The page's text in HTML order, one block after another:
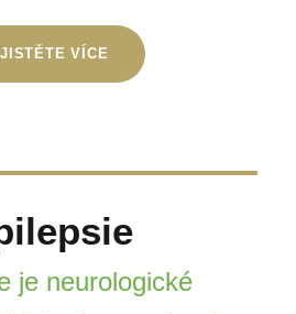
VÍCE
je neurologické